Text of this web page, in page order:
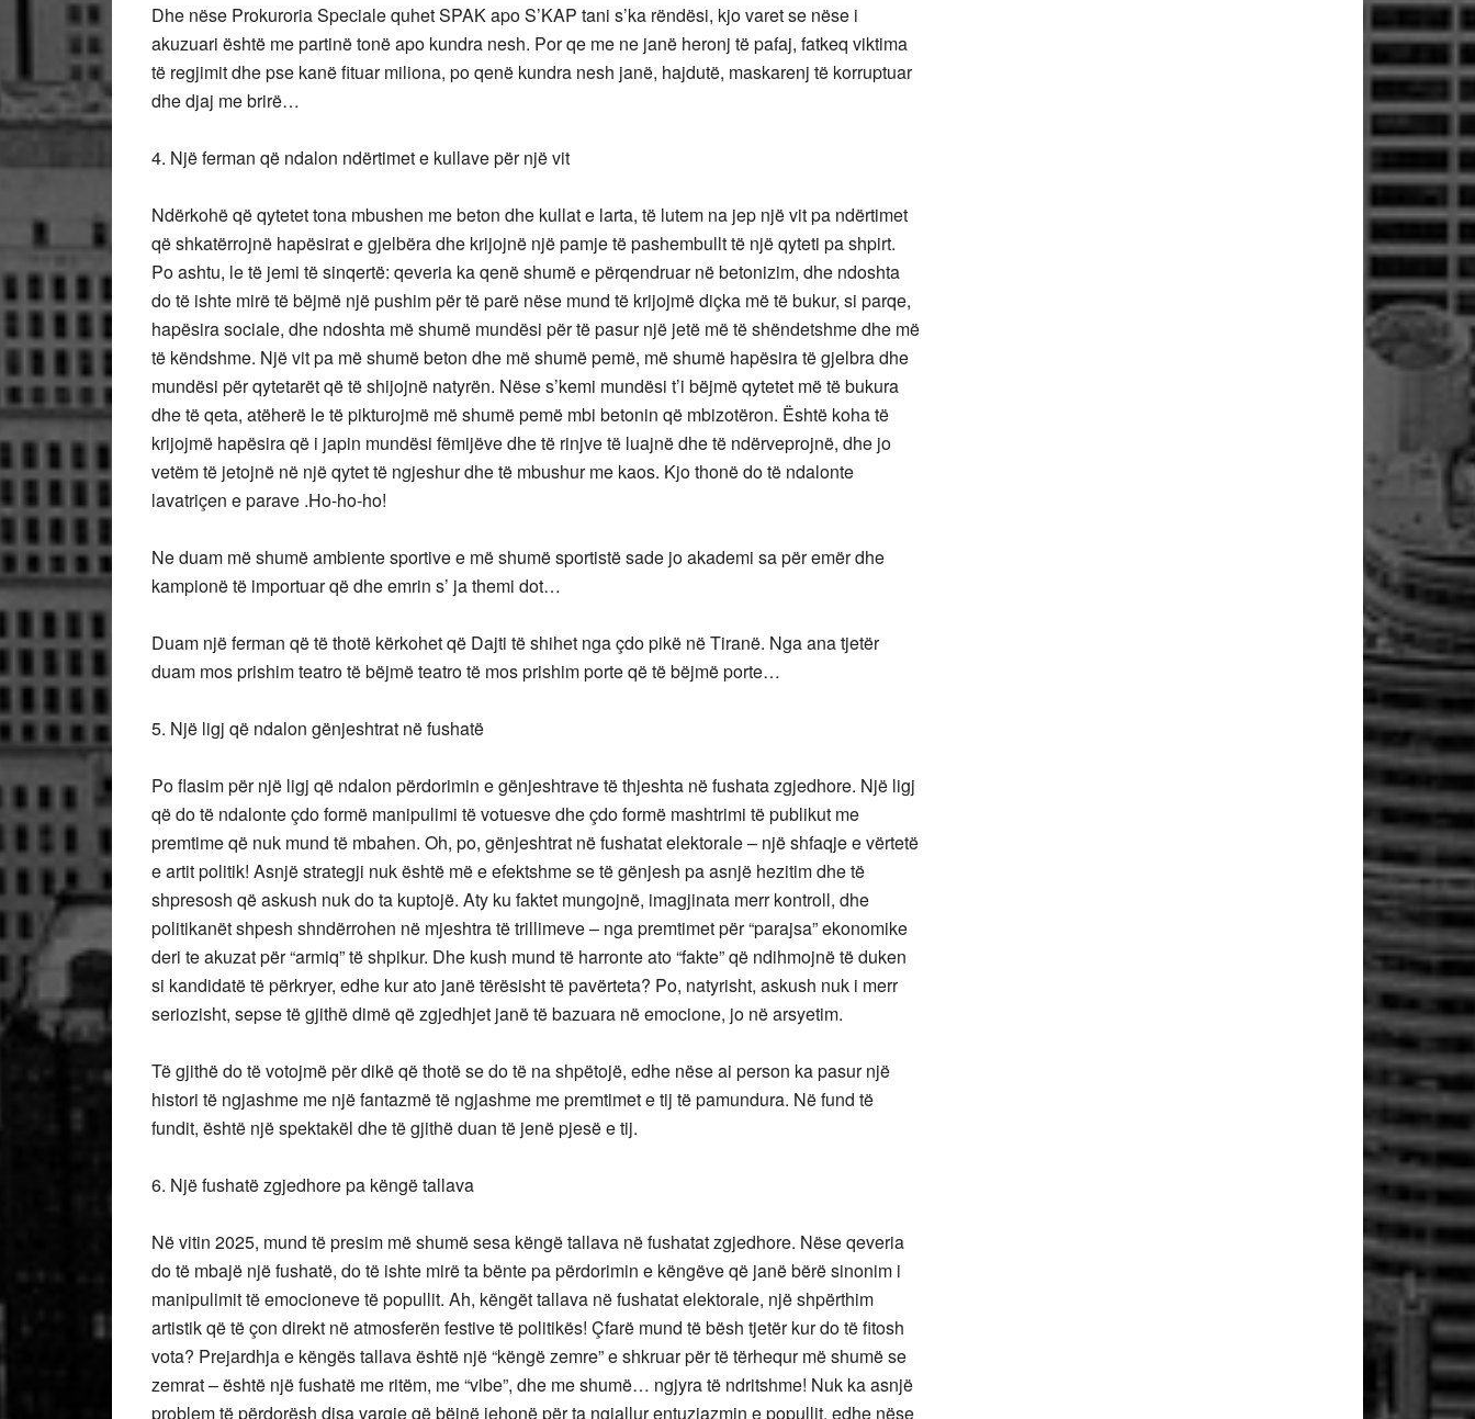
Dhe nëse Prokuroria Speciale quhet SPAK apo S’KAP tani s’ka rëndësi, kjo varet se nëse i
akuzuari është me partinë tonë apo kundra nesh. Por qe me ne janë heronj të pafaj, fatkeq viktima
të regjimit dhe pse kanë fituar miliona, po qenë kundra nesh janë, hajdutë, maskarenj të korruptuar
dhe djaj me brirë…
4. Një ferman që ndalon ndërtimet e kullave për një vit
Ndërkohë që qytetet tona mbushen me beton dhe kullat e larta, të lutem na jep një vit pa ndërtimet
që shkatërrojnë hapësirat e gjelbëra dhe krijojnë një pamje të pashembullt të një qyteti pa shpirt.
Po ashtu, le të jemi të sinqertë: qeveria ka qenë shumë e përqendruar në betonizim, dhe ndoshta
do të ishte mirë të bëjmë një pushim për të parë nëse mund të krijojmë diçka më të bukur, si parqe,
hapësira sociale, dhe ndoshta më shumë mundësi për të pasur një jetë më të shëndetshme dhe më
të këndshme. Një vit pa më shumë beton dhe më shumë pemë, më shumë hapësira të gjelbra dhe
mundësi për qytetarët që të shijojnë natyrën. Nëse s’kemi mundësi t’i bëjmë qytetet më të bukura
dhe të qeta, atëherë le të pikturojmë më shumë pemë mbi betonin që mbizotëron. Është koha të
krijojmë hapësira që i japin mundësi fëmijëve dhe të rinjve të luajnë dhe të ndërveprojnë, dhe jo
vetëm të jetojnë në një qytet të ngjeshur dhe të mbushur me kaos. Kjo thonë do të ndalonte
lavatriçen e parave .Ho-ho-ho!
Ne duam më shumë ambiente sportive e më shumë sportistë sade jo akademi sa për emër dhe
kampionë të importuar që dhe emrin s’ ja themi dot…
Duam një ferman që të thotë kërkohet që Dajti të shihet nga çdo pikë në Tiranë. Nga ana tjetër
duam mos prishim teatro të bëjmë teatro të mos prishim porte që të bëjmë porte…
5. Një ligj që ndalon gënjeshtrat në fushatë
Po flasim për një ligj që ndalon përdorimin e gënjeshtrave të thjeshta në fushata zgjedhore. Një ligj
që do të ndalonte çdo formë manipulimi të votuesve dhe çdo formë mashtrimi të publikut me
premtime që nuk mund të mbahen. Oh, po, gënjeshtrat në fushatat elektorale – një shfaqje e vërtetë
e artit politik! Asnjë strategji nuk është më e efektshme se të gënjesh pa asnjë hezitim dhe të
shpresosh që askush nuk do ta kuptojë. Aty ku faktet mungojnë, imagjinata merr kontroll, dhe
politikanët shpesh shndërrohen në mjeshtra të trillimeve – nga premtimet për “parajsa” ekonomike
deri te akuzat për “armiq” të shpikur. Dhe kush mund të harronte ato “fakte” që ndihmojnë të duken
si kandidatë të përkryer, edhe kur ato janë tërësisht të pavërteta? Po, natyrisht, askush nuk i merr
seriozisht, sepse të gjithë dimë që zgjedhjet janë të bazuara në emocione, jo në arsyetim.
Të gjithë do të votojmë për dikë që thotë se do të na shpëtojë, edhe nëse ai person ka pasur një
histori të ngjashme me një fantazmë të ngjashme me premtimet e tij të pamundura. Në fund të
fundit, është një spektakël dhe të gjithë duan të jenë pjesë e tij.
6. Një fushatë zgjedhore pa këngë tallava
Në vitin 2025, mund të presim më shumë sesa këngë tallava në fushatat zgjedhore. Nëse qeveria
do të mbajë një fushatë, do të ishte mirë ta bënte pa përdorimin e këngëve që janë bërë sinonim i
manipulimit të emocioneve të popullit. Ah, këngët tallava në fushatat elektorale, një shpërthim
artistik që të çon direkt në atmosferën festive të politikës! Çfarë mund të bësh tjetër kur do të fitosh
vota? Prejardhja e këngës tallava është një “këngë zemre” e shkruar për të tërhequr më shumë se
zemrat – është një fushatë me ritëm, me “vibe”, dhe me shumë… ngjyra të ndritshme! Nuk ka asnjë
problem të përdorësh disa vargje që bëjnë jehonë për ta ngjallur entuziazmin e popullit, edhe nëse